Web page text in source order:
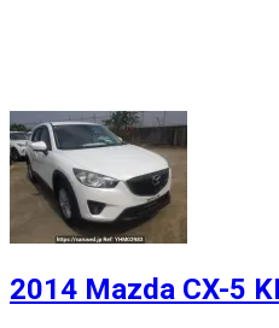
2014 Mazda CX-5